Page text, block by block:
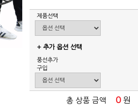
제품선택
+ 추가 옵션 선택
풍선추가
구입
총 상품 금액 0 원